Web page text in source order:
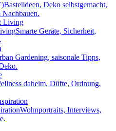
Bastelideen, Deko selbstgemacht,
Smarte Geräte, Sicherheit,
Gardening, saisonale Tipps,
daheim, Düfte, Ordnung,
Wohnportraits, Interviews,